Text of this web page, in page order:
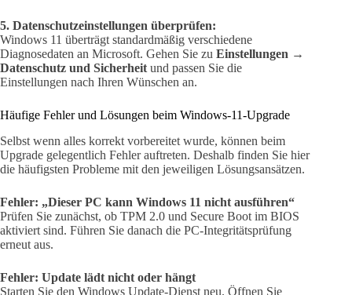
5. Datenschutzeinstellungen überprüfen:
Windows 11 überträgt standardmäßig verschiedene
Diagnosedaten an Microsoft. Gehen Sie zu Einstellungen →
Datenschutz und Sicherheit und passen Sie die
Einstellungen nach Ihren Wünschen an.
Häufige Fehler und Lösungen beim Windows-11-Upgrade
Selbst wenn alles korrekt vorbereitet wurde, können beim
Upgrade gelegentlich Fehler auftreten. Deshalb finden Sie hier
die häufigsten Probleme mit den jeweiligen Lösungsansätzen.
Fehler: „Dieser PC kann Windows 11 nicht ausführen“
Prüfen Sie zunächst, ob TPM 2.0 und Secure Boot im BIOS
aktiviert sind. Führen Sie danach die PC-Integritätsprüfung
erneut aus.
Fehler: Update lädt nicht oder hängt
Starten Sie den Windows Update-Dienst neu. Öffnen Sie